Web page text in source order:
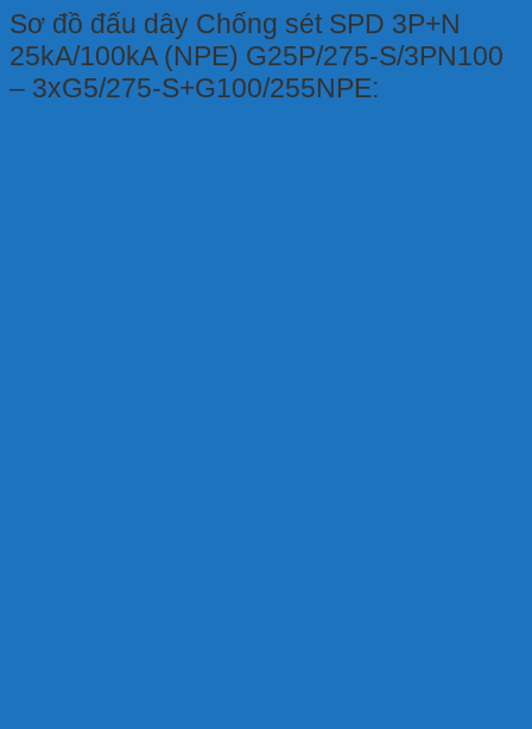
Sơ đồ đấu dây Chống sét SPD 3P+N
25kA/100kA (NPE) G25P/275-S/3PN100
– 3xG5/275-S+G100/255NPE: